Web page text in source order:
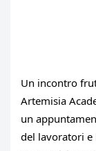
Un incontro
Artemisia
un
del lavoratori e